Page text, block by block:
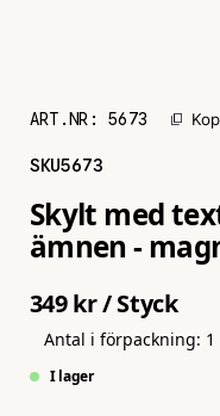
ART.NR:5673
SKU5673
Skylt med
ämnen -
349 kr/ Styck
Antal i förpackning: 1
I lager